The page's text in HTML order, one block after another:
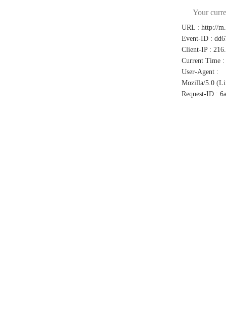
Your
URL : http://
Event-ID :
Client-IP :
Current Time :
User-Agent :
Mozilla/5.0
Request-ID :